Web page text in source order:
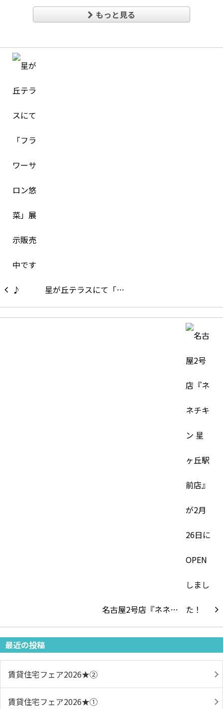
もっと見る
星が丘テラスにて「…
名古屋2号店『ネネ…
最近の投稿
賃貸住宅フェア2026★➁
賃貸住宅フェア2026★①